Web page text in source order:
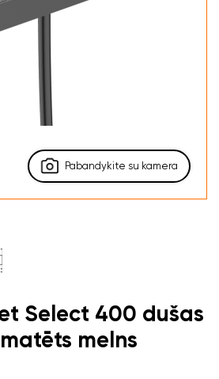
Pabandykite su kamera
Select 400 dušas
melns